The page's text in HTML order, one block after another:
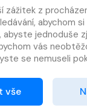
×
Máte u
účet?
Registrací
na zboží ve
zážitek z
abychom
abyste jednoduše
vás
se nemuseli
cookies
vše